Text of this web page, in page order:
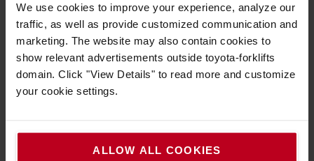
We use cookies to improve your experience, analyze our
traffic, as well as provide customized communication and
marketing. The website may also contain cookies to
show relevant advertisements outside toyota-forklifts
domain. Click "View Details" to read more and customize
your cookie settings.
ALLOW ALL COOKIES
3D és AI: Intelligensebb anyagmozgatás
okos szenzorokkal
előre és optimalizáljon